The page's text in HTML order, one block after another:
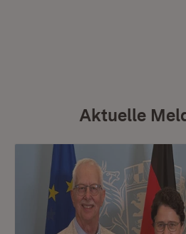
Aktuelle